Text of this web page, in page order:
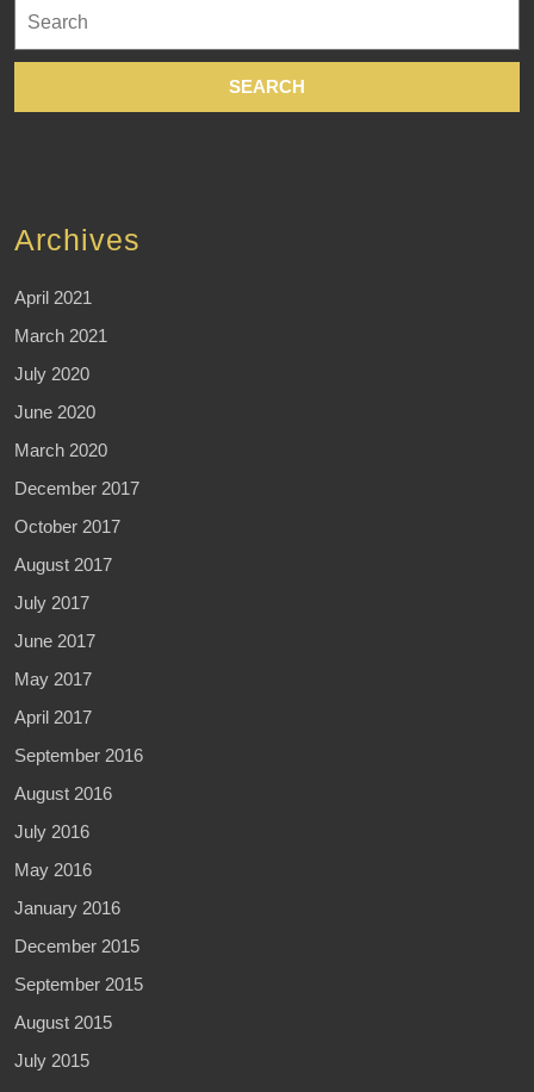
for:
Archives
April 2021
March 2021
July 2020
June 2020
March 2020
December 2017
October 2017
August 2017
July 2017
June 2017
May 2017
April 2017
September 2016
August 2016
July 2016
May 2016
January 2016
December 2015
September 2015
August 2015
July 2015